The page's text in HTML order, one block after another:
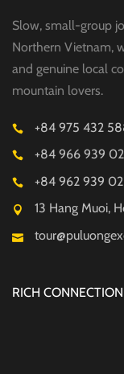
Slow, small-group
Northern Vietnam,
and genuine local
mountain lovers.
+84 975 432
+84 966 939
+84 962 939
13 Hang Muoi,
RICH CONNECTION